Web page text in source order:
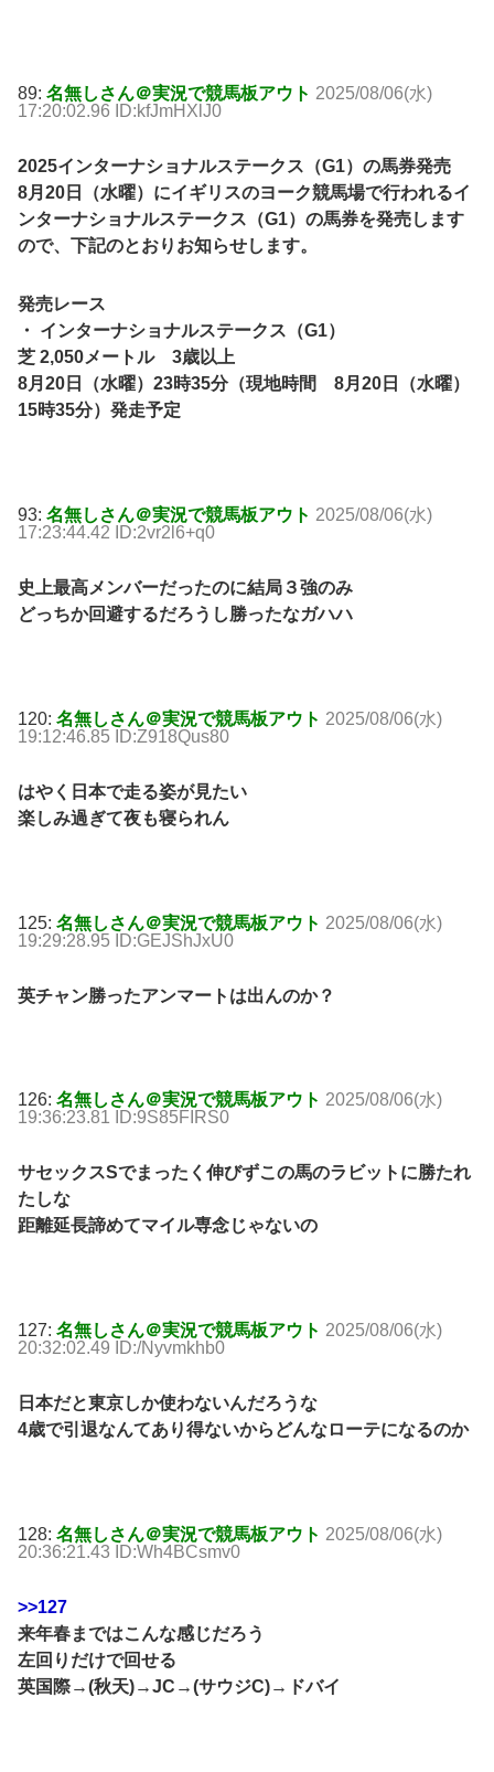
89: 名無しさん＠実況で競馬板アウト 2025/08/06(水)
17:20:02.96 ID:kfJmHXlJ0
2025インターナショナルステークス（G1）の馬券発売
8月20日（水曜）にイギリスのヨーク競馬場で行われるイ
ンターナショナルステークス（G1）の馬券を発売します
ので、下記のとおりお知らせします。
発売レース
・ インターナショナルステークス（G1）
芝 2,050メートル 3歳以上
8月20日（水曜）23時35分（現地時間 8月20日（水曜）
15時35分）発走予定
93: 名無しさん＠実況で競馬板アウト 2025/08/06(水)
17:23:44.42 ID:2vr2l6+q0
史上最高メンバーだったのに結局３強のみ
どっちか回避するだろうし勝ったなガハハ
120: 名無しさん＠実況で競馬板アウト 2025/08/06(水)
19:12:46.85 ID:Z918Qus80
はやく日本で走る姿が見たい
楽しみ過ぎて夜も寝られん
125: 名無しさん＠実況で競馬板アウト 2025/08/06(水)
19:29:28.95 ID:GEJShJxU0
英チャン勝ったアンマートは出んのか？
126: 名無しさん＠実況で競馬板アウト 2025/08/06(水)
19:36:23.81 ID:9S85FIRS0
サセックスSでまったく伸びずこの馬のラビットに勝たれ
たしな
距離延長諦めてマイル専念じゃないの
127: 名無しさん＠実況で競馬板アウト 2025/08/06(水)
20:32:02.49 ID:/Nyvmkhb0
日本だと東京しか使わないんだろうな
4歳で引退なんてあり得ないからどんなローテになるのか
128: 名無しさん＠実況で競馬板アウト 2025/08/06(水)
20:36:21.43 ID:Wh4BCsmv0
>>127
来年春まではこんな感じだろう
左回りだけで回せる
英国際→(秋天)→JC→(サウジC)→ドバイ